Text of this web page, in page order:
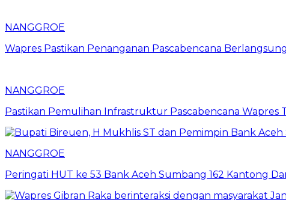
NANGGROE
Wapres Pastikan Penanganan Pascabencana
NANGGROE
Pastikan Pemulihan Infrastruktur Pascabencana
NANGGROE
Peringati HUT ke 53 Bank Aceh Sumbang 162 Kantong